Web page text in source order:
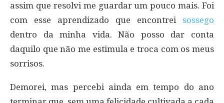
assim que resolvi me guardar um pouco mais. Foi
com esse aprendizado que encontrei sossego
dentro da minha vida. Não posso dar conta
daquilo que não me estimula e troca com os meus
sorrisos.
Demorei, mas percebi ainda em tempo do ano